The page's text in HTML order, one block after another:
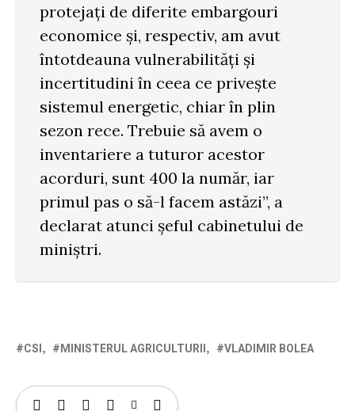
protejați de diferite embargouri
economice și, respectiv, am avut
întotdeauna vulnerabilități și
incertitudini în ceea ce privește
sistemul energetic, chiar în plin
sezon rece. Trebuie să avem o
inventariere a tuturor acestor
acorduri, sunt 400 la număr, iar
primul pas o să-l facem astăzi”, a
declarat atunci șeful cabinetului de
miniștri.
CSI MINISTERUL AGRICULTURII VLADIMIR BOLEA